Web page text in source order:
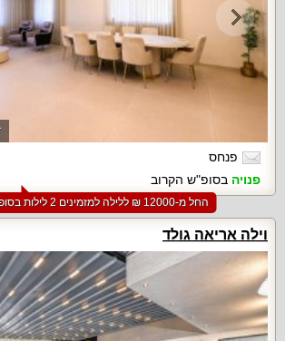
פנחס
פנויה בסופ"ש הקרוב
החל מ-‏12000 ₪ ללילה למזמינים 2 לילות בסופ"ש הקרוב
וילה אריאה גולד